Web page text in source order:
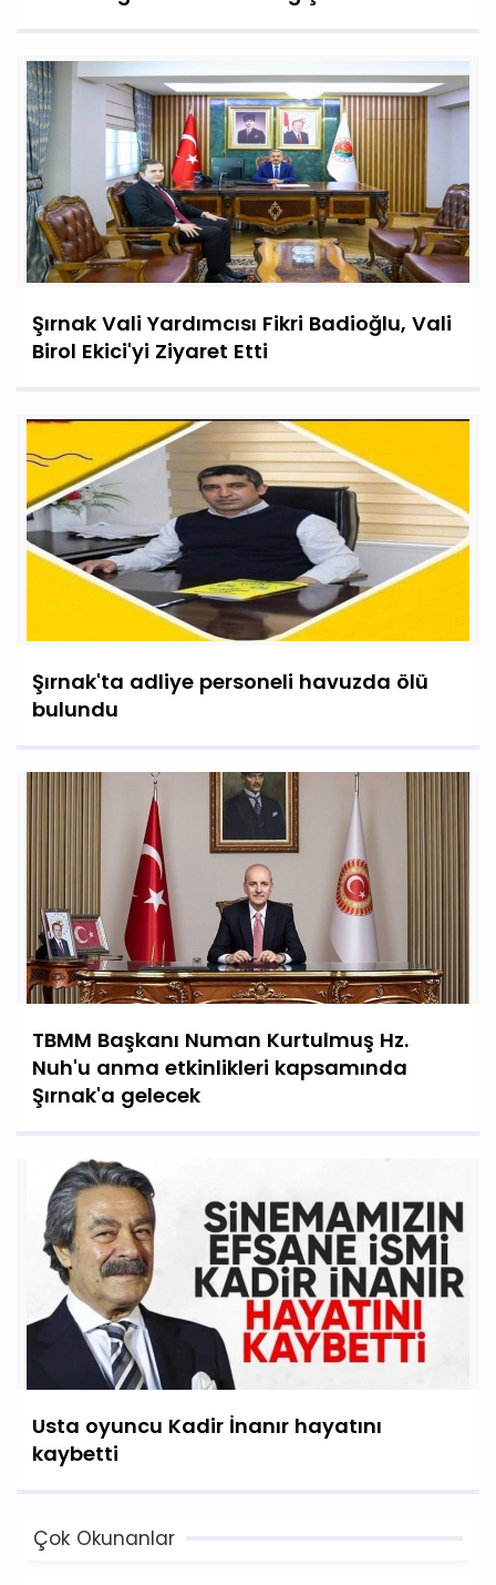
Şırnak Vali Yardımcısı Fikri Badioğlu, Vali
Birol Ekici'yi Ziyaret Etti
Şırnak'ta adliye personeli havuzda ölü
bulundu
TBMM Başkanı Numan Kurtulmuş Hz.
Nuh'u anma etkinlikleri kapsamında
Şırnak'a gelecek
Usta oyuncu Kadir İnanır hayatını
kaybetti
Çok Okunanlar